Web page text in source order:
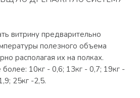
витрину предварительно
полезного объема
располагая их на полках.
10кг - 0,6; 13кг - 0,7; 19кг -
25кг -2,5.